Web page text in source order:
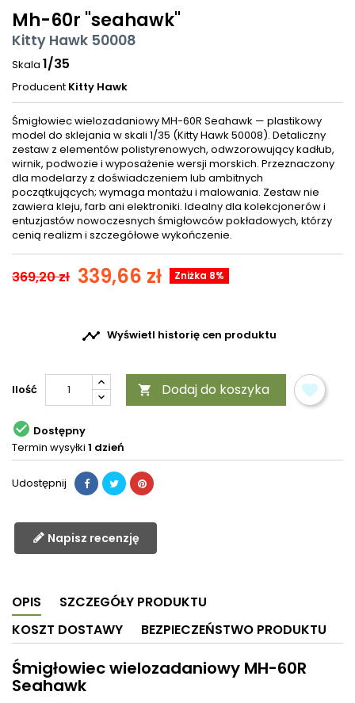
Mh-60r "seahawk"
Kitty Hawk 50008
Skala 1/35
Producent Kitty Hawk
Śmigłowiec wielozadaniowy MH-60R Seahawk — plastikowy
model do sklejania w skali 1/35 (Kitty Hawk 50008). Detaliczny
zestaw z elementów polistyrenowych, odwzorowujący kadłub,
wirnik, podwozie i wyposażenie wersji morskich. Przeznaczony
dla modelarzy z doświadczeniem lub ambitnych
początkujących; wymaga montażu i malowania. Zestaw nie
zawiera kleju, farb ani elektroniki. Idealny dla kolekcjonerów i
entuzjastów nowoczesnych śmigłowców pokładowych, którzy
cenią realizm i szczegółowe wykończenie.
369,20 zł 339,66 zł Zniżka 8%
 Wyświetl historię cen produktu
Ilość  Dodaj do koszyka
 Dostępny
Termin wysyłki 1 dzień
Udostępnij
Napisz recenzję
OPIS
SZCZEGÓŁY PRODUKTU
KOSZT DOSTAWY
BEZPIECZEŃSTWO PRODUKTU
Śmigłowiec wielozadaniowy MH-60R
Seahawk